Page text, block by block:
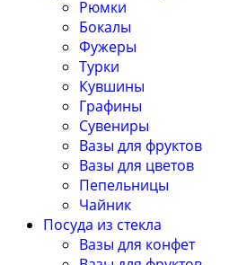
Рюмки
Бокалы
Фужеры
Турки
Кувшины
Графины
Сувениры
Вазы для фруктов
Вазы для цветов
Пепельницы
Чайник
Посуда из стекла
Вазы для конфет